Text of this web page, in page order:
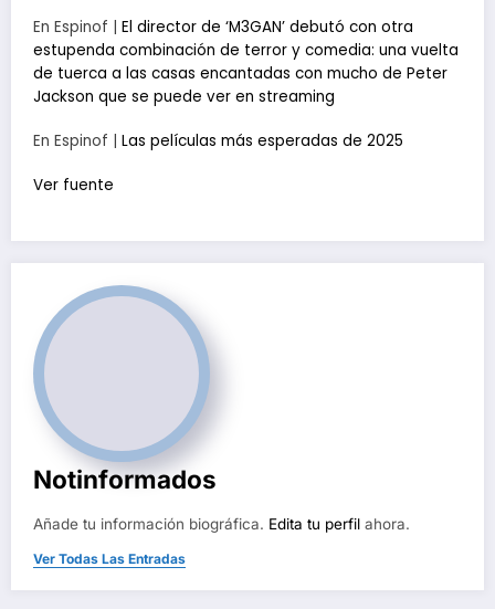
En Espinof | El director de ‘M3GAN’ debutó con otra
estupenda combinación de terror y comedia: una vuelta
de tuerca a las casas encantadas con mucho de Peter
Jackson que se puede ver en streaming
En Espinof | Las películas más esperadas de 2025
Ver fuente
Notinformados
Añade tu información biográfica. Edita tu perfil ahora.
Ver Todas Las Entradas